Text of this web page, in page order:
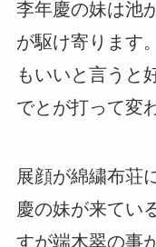
李年慶の妹は池
が駆け寄ります
もいいと言うと
でとが打って変
展顔が綿繍布荘
慶の妹が来てい
すが端木翠の事